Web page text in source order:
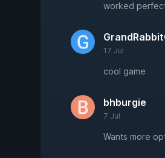
worked
17 Jul
cool game
bhburgie
7 Jul
Wants more